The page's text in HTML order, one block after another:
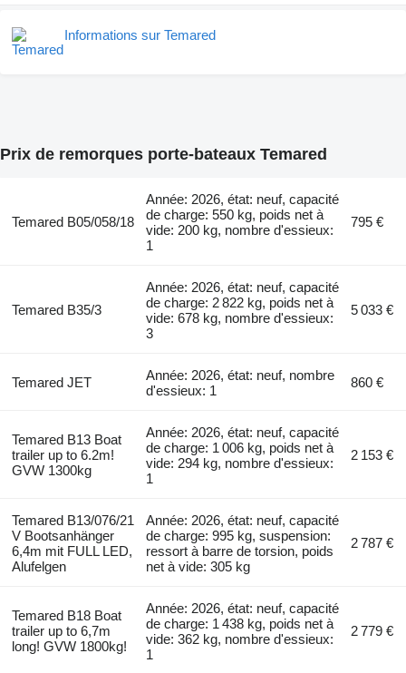
Informations sur Temared
Prix de remorques porte-bateaux Temared
Temared B05/058/18
Année: 2026, état: neuf, capacité
de charge: 550 kg, poids net à
vide: 200 kg, nombre d'essieux:
1
795 €
Temared B35/3
Année: 2026, état: neuf, capacité
de charge: 2 822 kg, poids net à
vide: 678 kg, nombre d'essieux:
3
5 033 €
Temared JET
Année: 2026, état: neuf, nombre
d'essieux: 1
860 €
Temared B13 Boat
trailer up to 6.2m!
GVW 1300kg
Année: 2026, état: neuf, capacité
de charge: 1 006 kg, poids net à
vide: 294 kg, nombre d'essieux:
1
2 153 €
Temared B13/076/21
V Bootsanhänger
6,4m mit FULL LED,
Alufelgen
Année: 2026, état: neuf, capacité
de charge: 995 kg, suspension:
ressort à barre de torsion, poids
net à vide: 305 kg
2 787 €
Temared B18 Boat
trailer up to 6,7m
long! GVW 1800kg!
Année: 2026, état: neuf, capacité
de charge: 1 438 kg, poids net à
vide: 362 kg, nombre d'essieux:
1
2 779 €